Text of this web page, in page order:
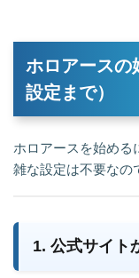
ホロアースの
設定まで）
ホロアースを始める
雑な設定は不要なの
1. 公式サイト